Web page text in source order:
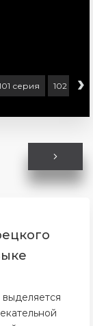
серия 102 ›